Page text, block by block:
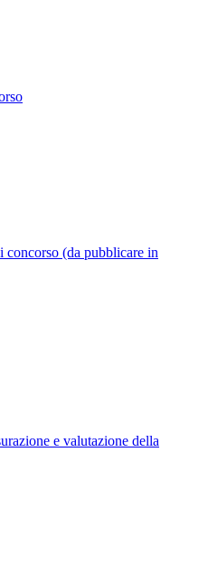
concorso (da pubblicare in
e valutazione della